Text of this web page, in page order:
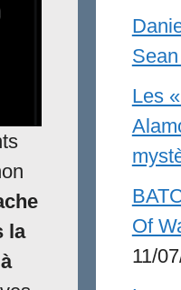
la
Les
Of
11/